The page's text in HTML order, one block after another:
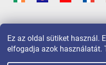
Ez az oldal sütiket használ.
elfogadja azok használatát.